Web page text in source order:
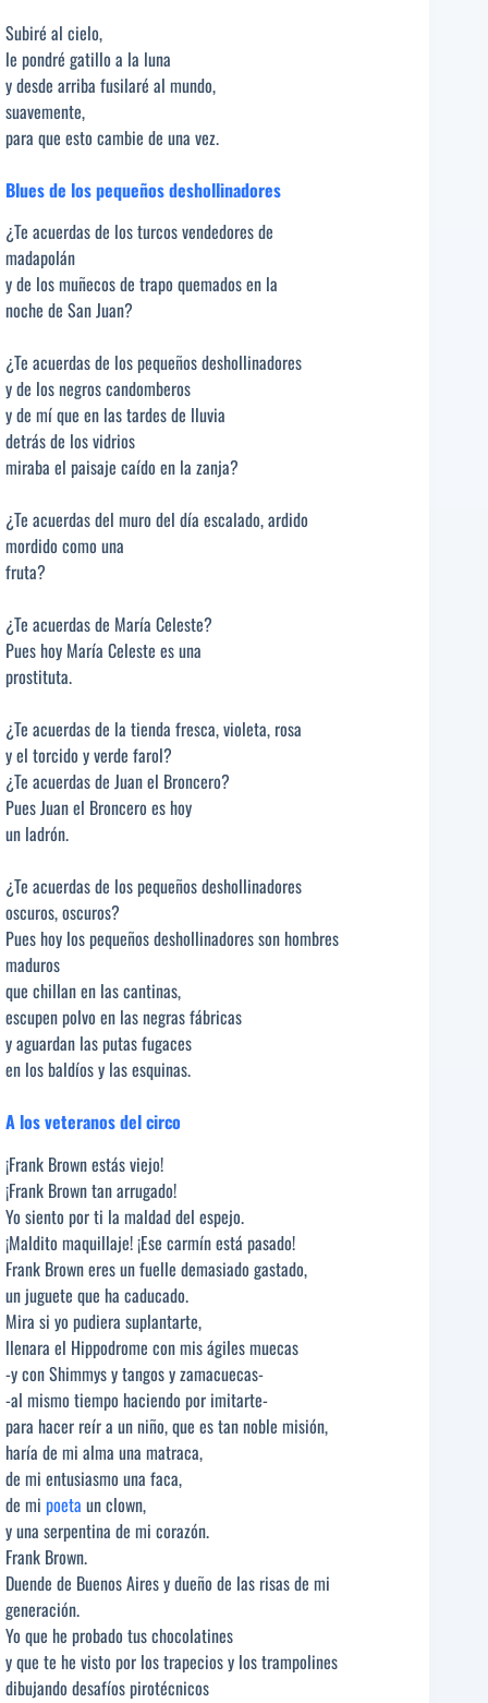
Subiré al cielo,
le pondré gatillo a la luna
y desde arriba fusilaré al mundo,
suavemente,
para que esto cambie de una vez.
Blues de los pequeños deshollinadores
¿Te acuerdas de los turcos vendedores de
madapolán
y de los muñecos de trapo quemados en la
noche de San Juan?
¿Te acuerdas de los pequeños deshollinadores
y de los negros candomberos
y de mí que en las tardes de lluvia
detrás de los vidrios
miraba el paisaje caído en la zanja?
¿Te acuerdas del muro del día escalado, ardido
mordido como una
fruta?
¿Te acuerdas de María Celeste?
Pues hoy María Celeste es una
prostituta.
¿Te acuerdas de la tienda fresca, violeta, rosa
y el torcido y verde farol?
¿Te acuerdas de Juan el Broncero?
Pues Juan el Broncero es hoy
un ladrón.
¿Te acuerdas de los pequeños deshollinadores
oscuros, oscuros?
Pues hoy los pequeños deshollinadores son hombres
maduros
que chillan en las cantinas,
escupen polvo en las negras fábricas
y aguardan las putas fugaces
en los baldíos y las esquinas.
A los veteranos del circo
¡Frank Brown estás viejo!
¡Frank Brown tan arrugado!
Yo siento por ti la maldad del espejo.
¡Maldito maquillaje! ¡Ese carmín está pasado!
Frank Brown eres un fuelle demasiado gastado,
un juguete que ha caducado.
Mira si yo pudiera suplantarte,
llenara el Hippodrome con mis ágiles muecas
-y con Shimmys y tangos y zamacuecas-
-al mismo tiempo haciendo por imitarte-
para hacer reír a un niño, que es tan noble misión,
haría de mi alma una matraca,
de mi entusiasmo una faca,
de mi poeta un clown,
y una serpentina de mi corazón.
Frank Brown.
Duende de Buenos Aires y dueño de las risas de mi
generación.
Yo que he probado tus chocolatines
y que te he visto por los trapecios y los trampolines
dibujando desafíos pirotécnicos